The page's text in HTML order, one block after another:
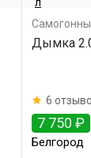
Дымка
6
7 750 ₽
Белгород